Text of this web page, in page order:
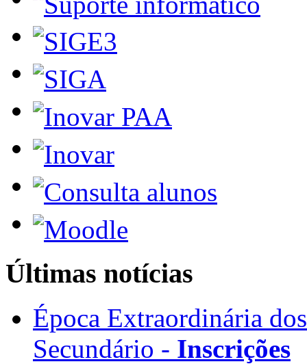
Últimas notícias
Época Extraordinária
Secundário - Inscrições